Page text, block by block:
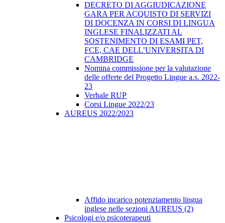
DECRETO DI AGGIUDICAZIONE
GARA PER ACQUISTO DI SERVIZI
DI DOCENZA IN CORSI DI LINGUA
INGLESE FINALIZZATI AL
SOSTENIMENTO DI ESAMI PET,
FCE, CAE DELL’UNIVERSITA DI
CAMBRIDGE
Nomina commissione per la valutazione
delle offerte del Progetto Lingue a.s. 2022-
23
Verbale RUP
Corsi Lingue 2022/23
AUREUS 2022/2023
Affido incarico potenziamento lingua
inglese nelle sezioni AUREUS (2)
Psicologi e/o psicoterapeuti